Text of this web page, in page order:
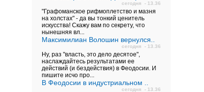
сегодня - 13.36
"Графоманское рифмоплетство и мазня
на холстах" - да вы тонкий ценитель
искусства! Скажу вам по секрету, что
нынешняя вл...
Максимилиан Волошин вернулся..
сегодня - 13.36
Ну, раз "власть, это дело десятое",
наслаждайтесь результатами ее
действий (и бездействия) в Феодосии. И
пишите исчо про...
В Феодосии в индустриальном ..
сегодня - 13.36